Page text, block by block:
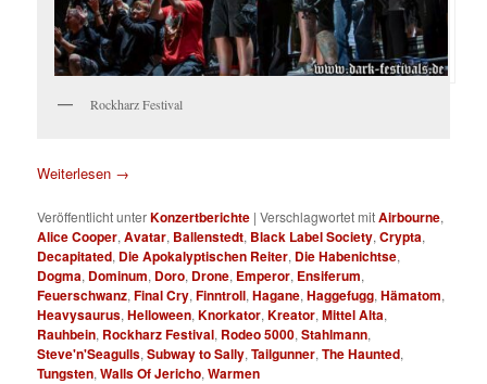
Rockharz Festival
Weiterlesen →
Veröffentlicht unterKonzertberichte |Verschlagwortet mitAirbourne,
Alice Cooper,Avatar, Ballenstedt, Black Label Society,Crypta,
Decapitated, Die Apokalyptischen Reiter, Die Habenichtse,
Dogma, Dominum, Doro, Drone, Emperor, Ensiferum,
Feuerschwanz,Final Cry,Finntroll,Hagane,Haggefugg,Hämatom,
Heavysaurus,Helloween,Knorkator,Kreator,Mittel Alta,
Rauhbein, Rockharz Festival, Rodeo 5000,Stahlmann,
Steve'n'Seagulls,Subway to Sally,Tailgunner,The Haunted,
Tungsten,Walls Of Jericho,Warmen